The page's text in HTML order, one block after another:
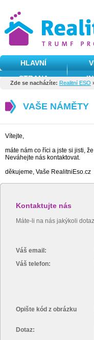
Zde se nacházíte: Realitní ESO
VAŠE NÁMĚTY
Vítejte,
máte nám co říci a jste si jisti,
Neváhejte nás kontaktovat.
děkujeme, Vaše RealitniEso.cz
Kontaktujte nás
Máte-li na nás jakýkoli
Váš email:
Váš telefon:
Opište kód z obrázku
Dotaz:
HLAVNÍ
STRANA